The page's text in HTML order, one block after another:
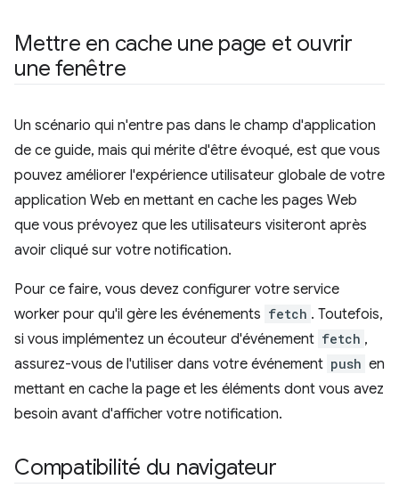
Mettre en cache une page et ouvrir
une fenêtre
Un scénario qui n'entre pas dans le champ d'application
de ce guide, mais qui mérite d'être évoqué, est que vous
pouvez améliorer l'expérience utilisateur globale de votre
application Web en mettant en cache les pages Web
que vous prévoyez que les utilisateurs visiteront après
avoir cliqué sur votre notification.
Pour ce faire, vous devez configurer votre service
worker pour qu'il gère les événements fetch . Toutefois,
si vous implémentez un écouteur d'événement fetch ,
assurez-vous de l'utiliser dans votre événement push en
mettant en cache la page et les éléments dont vous avez
besoin avant d'afficher votre notification.
Compatibilité du navigateur